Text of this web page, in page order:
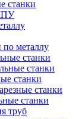
станки
по металлу
станки
станки
станки
станки
станки
труб